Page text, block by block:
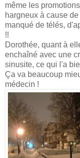
même les
hargneux à cause
manqué de télés,
!!
Dorothée, quant à
enchaîné avec une
sinusite, ce qui l'a
Ça va beaucoup
médecin !